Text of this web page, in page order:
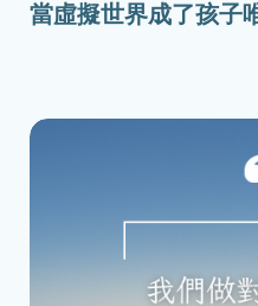
當虛擬世界成了孩子